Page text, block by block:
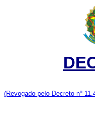
(Revogado pelo Decreto nº